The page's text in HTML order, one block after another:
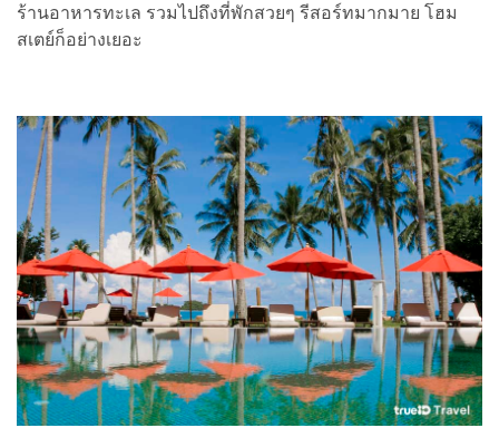
ร้านอาหารทะเล รวมไปถึงที่พักสวยๆ รีสอร์ทมากมาย โฮม
สเตย์ก็อย่างเยอะ